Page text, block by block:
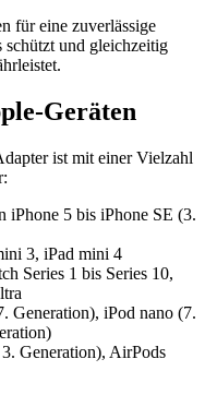
für eine zuverlässige
schützt und gleichzeitig
Geräten
ist mit einer Vielzahl
5 bis iPhone SE (3.
3, iPad mini 4
Series 1 bis Series 10,
Generation), iPod nano (7.
Generation), AirPods